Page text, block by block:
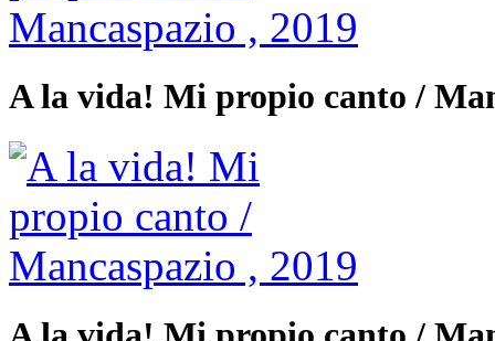
A la vida! Mi propio canto /